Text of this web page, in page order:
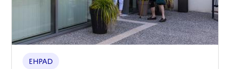
Rapport HAS
Voir les prix et prestations
Source des données : Finess n° 700781784
EHPAD